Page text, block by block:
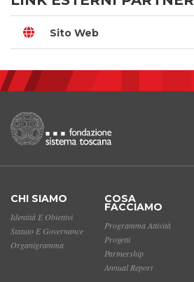
Sito Web
CHI SIAMO
Identità E Obiettivi
Statuto E Governance
Organigramma
COSA
FACCIAMO
Programma Attività
Progetti
Partnership
Annual Report